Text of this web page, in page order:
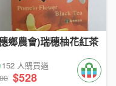
鄉農會)瑞穗柚花紅茶
152 人購買過
$528